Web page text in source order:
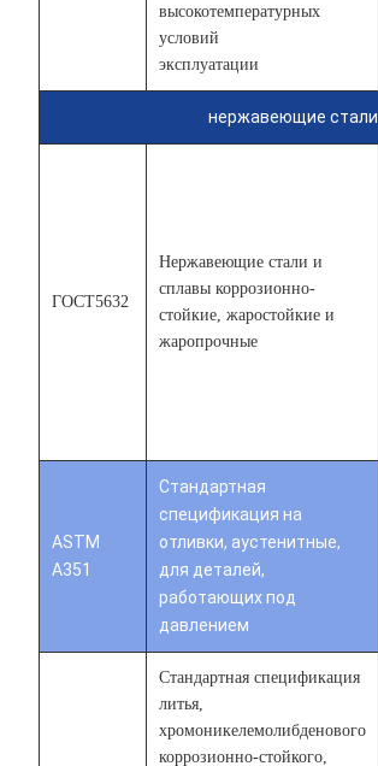
высокотемпературных
условий
эксплуатации
нержавеющие стали
ГОСТ5632
Нержавеющие стали и
сплавы коррозионно-
стойкие, жаростойкие и
жаропрочные
ASTM
A351
Стандартная
спецификация на
отливки, аустенитные,
для деталей,
работающих под
давлением
Стандартная спецификация
литья,
хромоникелемолибденового
коррозионно-стойкого,